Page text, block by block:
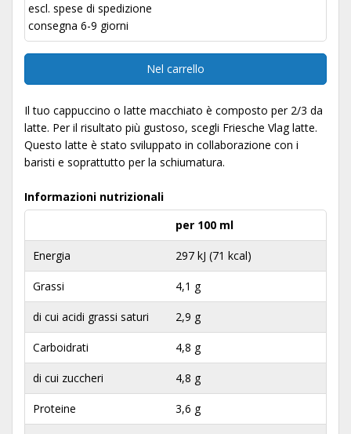
escl. spese di spedizione
consegna 6-9 giorni
Nel carrello
Il tuo cappuccino o latte macchiato è composto per 2/3 da
latte. Per il risultato più gustoso, scegli Friesche Vlag latte.
Questo latte è stato sviluppato in collaborazione con i
baristi e soprattutto per la schiumatura.
Informazioni nutrizionali
per 100 ml
Energia 297 kJ (71 kcal)
Grassi 4,1 g
di cui acidi grassi saturi 2,9 g
Carboidrati 4,8 g
di cui zuccheri 4,8 g
Proteine 3,6 g